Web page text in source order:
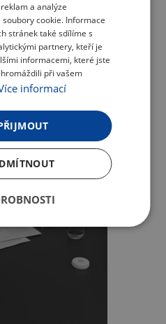
Pokud ho
pro zhasínání
můžete jej
lepicí
postele. Pokud
hodit na více
přenesete
ENGLISH
GERMAN
a analýze
cookie. Informace
stránek také sdílíme s
partnery, kteří je
informacemi, které jste
při vašem
informací